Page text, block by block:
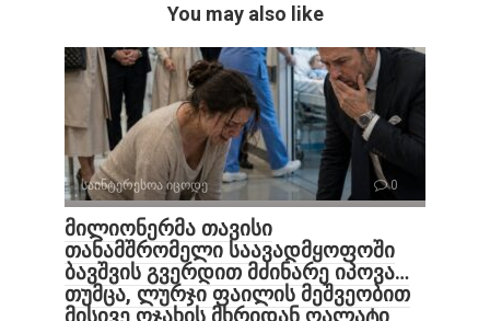
You may also like
საინტერესოა იცოდე 0
მილიონერმა თავისი
თანამშრომელი საავადმყოფოში
ბავშვის გვერდით მძინარე იპოვა…
თუმცა, ლურჯი ფაილის მეშვეობით